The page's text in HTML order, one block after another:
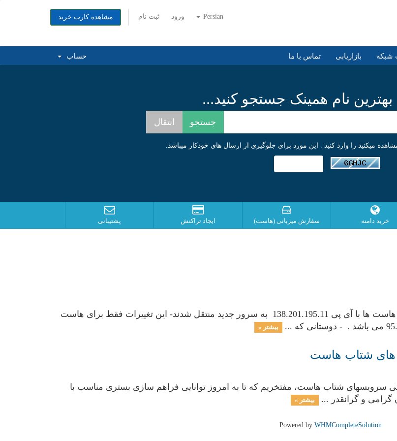
Persian ورود ثبت نام مشاهده کارت خرید
شبکه بازاریابی تماس با ما حساب
بهترین نام همینک جستجو کنید...
میکنید را وارد کنید . این مورد برای جلوگیری از ارسال های خودکار میباشد.
خرید دامنه سفارش میزبانی (هاست) ایجاد تراکنش پشتیبانی
درود در پی حفظ کیفیت و بروز رسانی سرور ها؛ سرور هاست ها با آی پی 138.201.195.11 به سرور جدید منتقل شدند- این تغییرات فقط برای هاست
بیشتر »
های شتاب هاست
شتاب هاست، مفتخریم که تا به امروز توانایی فراهم سازی بستری مناسب با
و گرانقدر ...
بیشتر »
Powered by WHMCompleteSolution